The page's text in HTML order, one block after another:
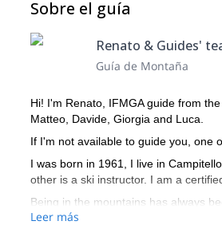
Sobre el guía
Renato & Guides'
Guía de Montaña
Hi! I'm Renato, IFMGA guide from
Matteo, Davide, Giorgia and Luca.
If I'm not available to guide you, one
I was born in 1961, I live in
other is a ski instructor. I am a
Being in the mountains has always
of the year. I very much enjoy
Leer más